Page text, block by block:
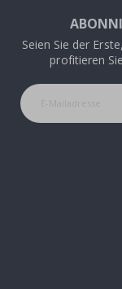
Seien Sie der
profitieren